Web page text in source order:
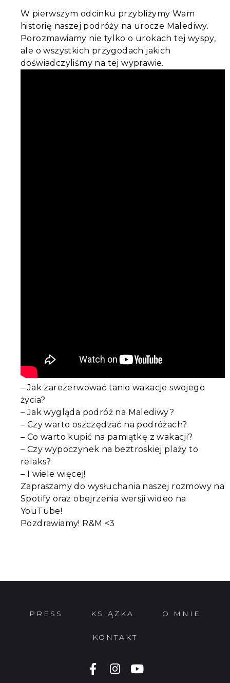
W pierwszym odcinku przybliżymy Wam
historię naszej podróży na urocze Malediwy.
Porozmawiamy nie tylko o urokach tej wyspy,
ale o wszystkich przygodach jakich
doświadczyliśmy na tej wyprawie.
– Jak zarezerwować tanio wakacje swojego
życia?
– Jak wygląda podróż na Malediwy?
– Czy warto oszczędzać na podróżach?
– Co warto kupić na pamiątkę z wakacji?
– Czy wypoczynek na beztroskiej plaży to
relaks?
– I wiele więcej!
Zapraszamy do wysłuchania naszej rozmowy na
Spotify oraz obejrzenia wersji wideo na
YouTube!
Pozdrawiamy! R&M <3
PRESS KSIĄŻKA O MNIE
KONTAKT